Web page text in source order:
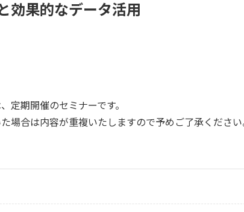
効果的なデータ活用
定期開催のセミナーです。
場合は内容が重複いたしますので予めご了承ください